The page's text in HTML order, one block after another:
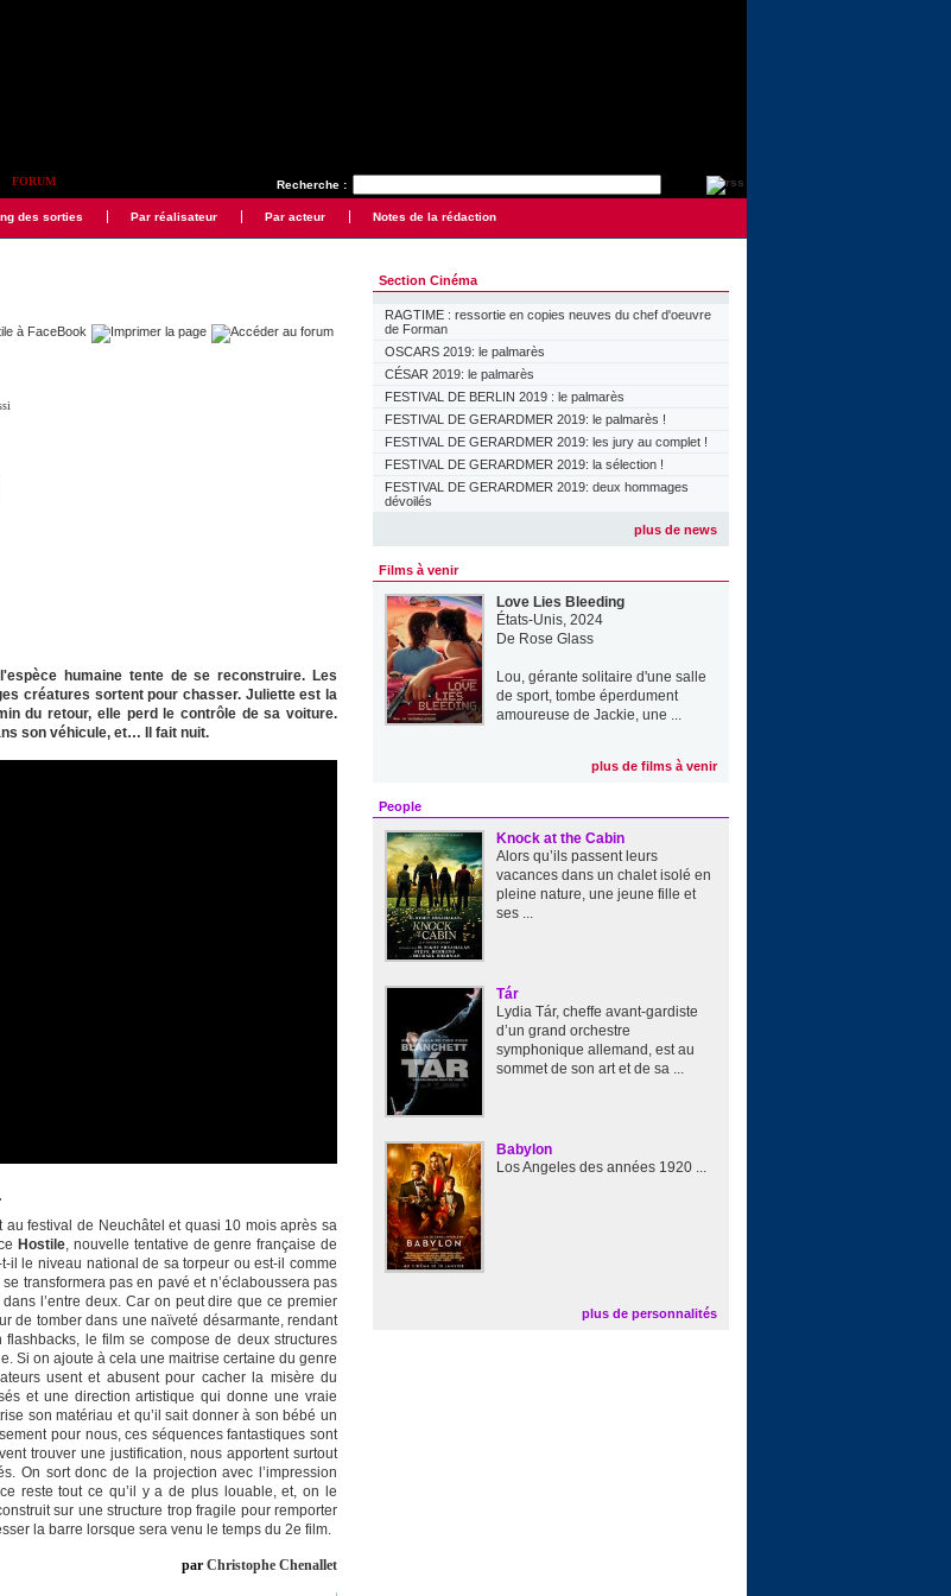
Recherche :
FORUM
des sorties Par réalisateur Par acteur Notes de la rédaction
humaine tente de se reconstruire. Les
créatures sortent pour chasser. Juliette est la
du retour, elle perd le contrôle de sa voiture.
son véhicule, et… Il fait nuit.
festival de Neuchâtel et quasi 10 mois après sa
Hostile, nouvelle tentative de genre française de
il le niveau national de sa torpeur ou est-il comme
transformera pas en pavé et n’éclaboussera pas
l’entre deux. Car on peut dire que ce premier
de tomber dans une naïveté désarmante, rendant
le film se compose de deux structures
Si on ajoute à cela une maitrise certaine du genre
usent et abusent pour cacher la misère du
et une direction artistique qui donne une vraie
son matériau et qu’il sait donner à son bébé un
pour nous, ces séquences fantastiques sont
trouver une justification, nous apportent surtout
On sort donc de la projection avec l’impression
reste tout ce qu’il y a de plus louable, et, on le
sur une structure trop fragile pour remporter
la barre lorsque sera venu le temps du 2e film.
par Christophe Chenallet
Section Cinéma
RAGTIME : ressortie en copies neuves du chef d'oeuvre
de Forman
OSCARS 2019: le palmarès
CÉSAR 2019: le palmarès
FESTIVAL DE BERLIN 2019 : le palmarès
FESTIVAL DE GERARDMER 2019: le palmarès !
FESTIVAL DE GERARDMER 2019: les jury au complet !
FESTIVAL DE GERARDMER 2019: la sélection !
FESTIVAL DE GERARDMER 2019: deux hommages
dévoilés
plus de news
Films à venir
Love Lies Bleeding
États-Unis, 2024
De Rose Glass
Lou, gérante solitaire d'une salle
de sport, tombe éperdument
amoureuse de Jackie, une ...
plus de films à venir
People
Knock at the Cabin
Alors qu’ils passent leurs
vacances dans un chalet isolé en
pleine nature, une jeune fille et
ses ...
Tár
Lydia Tár, cheffe avant-gardiste
d’un grand orchestre
symphonique allemand, est au
sommet de son art et de sa ...
Babylon
Los Angeles des années 1920 ...
plus de personnalités